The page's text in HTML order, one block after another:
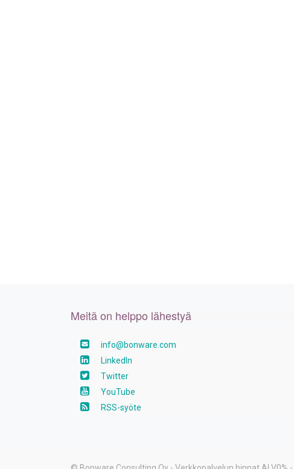
Meitä on helppo lähestyä
info@bonware.com
LinkedIn
Twitter
YouTube
RSS-syöte